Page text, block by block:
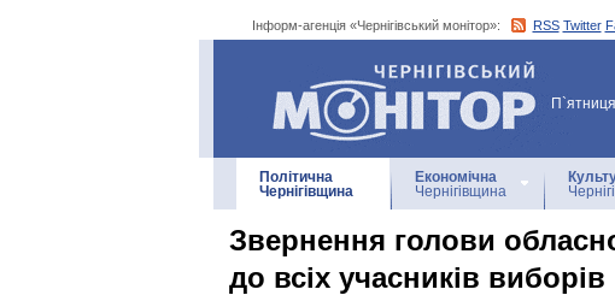
Інформ-агенція «Чернігівський монітор»: RSS Twitter
Інформ-агенція
«Чернігівський монітор»
Політична
Чернігівщина
Економічна
Чернігівщина
Звернення голови
до всіх учасників виборів